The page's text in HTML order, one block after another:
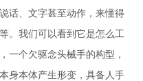
话、文字甚至动作，来懂得
。我们可以看到它是怎么工
一个欠驱念头械手的构型，
身本体产生形变，具备人手